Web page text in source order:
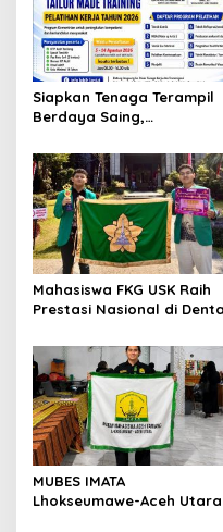
Siapkan Tenaga Terampil
Berdaya Saing,
Tamiang Buka Pelatihan
Kerja 2026
Mahasiswa FKG USK Raih
Prestasi Nasional di
MUBES IMATA
Lhokseumawe-Aceh Utara